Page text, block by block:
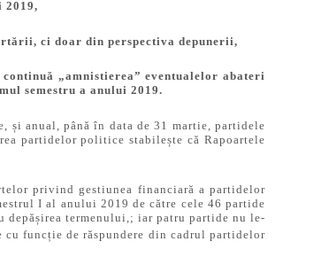
2019,
ci doar din perspectiva depunerii,
„amnistierea” eventualelor abateri
semestru a anului 2019.
anual, până în data de 31 martie, partidele
partidelor politice stabilește că Rapoartele
privind gestiunea financiară a partidelor
I al anului 2019 de către cele 46 partide
termenului,; iar patru partide nu le-
funcție de răspundere din cadrul partidelor